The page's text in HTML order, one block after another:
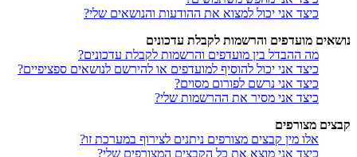
כיצד אני יכול למצוא את ההודעות והנושאים שלי?
נושאים מועדפים והרשמות לקבלת עדכונים
מה ההבדל בין מועדפים והרשמות לקבלת עדכונים?
כיצד אני יכול להוסיף למועדפים או להירשם לנושאים ספציפיים?
כיצד אני נרשם לפורום מסוים?
כיצד אני מסיר את ההרשמות שלי?
קבצים מצורפים
אלו מין קבצים מצורפים ניתנים לצירוף במערכת זו?
כיצד אני מוצא את כל הקבצים המצורפים שלי?